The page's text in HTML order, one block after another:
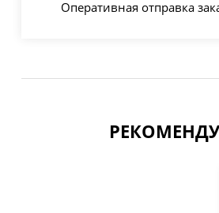
Оперативная отправка